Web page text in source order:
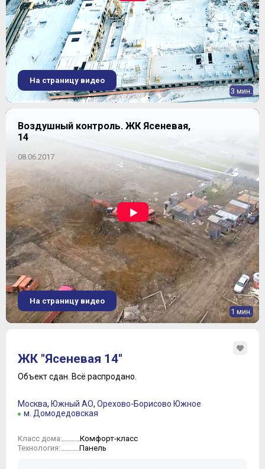
3 мин.
На страницу видео
Воздушный контроль. ЖК Ясеневая,
14
08.06.2017
1 мин.
На страницу видео
ЖК "Ясеневая 14"
Объект сдан. Всё распродано.
Москва, Южный АО, Орехово-Борисово Южное
м. Домодедовская
Класс дома: Комфорт-класс
Технология: Панель